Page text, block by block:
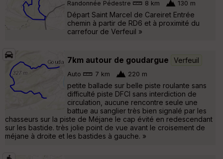
Randonnée Pédestre 8 km 130 m
Départ Saint Marcel de Careiret Entrée
chemin à partir de RD6 et à proximité du
carrefour de Verfeuil »
7km autour de goudargue Verfeuil
Auto 7 km 220 m
petite ballade sur belle piste roulante sans
difficulté piste DFCI sans interdiction de
circulation, aucune rencontre seule une
battue au sanglier très bien signalé par les
chasseurs sur la piste de Méjane le cap évité en redescendant
sur les bastide. très jolie point de vue avant le croisement de
méjane à droite et les bastides à gauche. »